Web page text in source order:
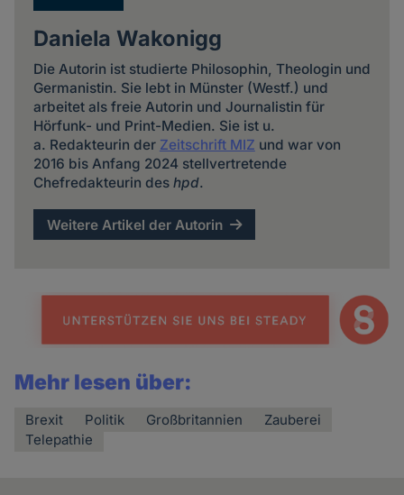
Daniela Wakonigg
Die Autorin ist studierte Philosophin, Theologin und
Germanistin. Sie lebt in Münster (Westf.) und
arbeitet als freie Autorin und Journalistin für
Hörfunk- und Print-Medien. Sie ist u.
a. Redakteurin der Zeitschrift MIZ und war von
2016 bis Anfang 2024 stellvertretende
Chefredakteurin des hpd.
Weitere Artikel der Autorin
Mehr lesen über:
Brexit Politik Großbritannien
Zauberei
Telepathie